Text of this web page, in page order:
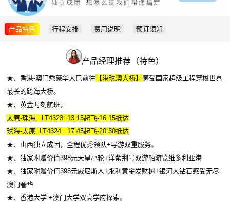
产品特色 行程安排 费用说明 预订须知
产品经理推荐（特色）
★、香港-澳门乘豪华大巴前往 【港珠澳大桥】 感受国家超级工程穿梭世界
最长的跨海大桥。
★、黄金时刻航班，
太原-珠海 LT4323 13:15起飞-16:15抵达
珠海-太原 LT4324 17:45起飞-20:30抵达
★、山西独立成团，全程优秀领队+导游双重服务。
★、独家附赠价值398元天星小轮+洋紫荆号双游船游览维多利亚港
★、独家附赠价值398元威尼斯人+永利黄金发财树+银河大钻石感受无尽
澳门奢华
★、香港大学 +澳门大学双高学府探索。